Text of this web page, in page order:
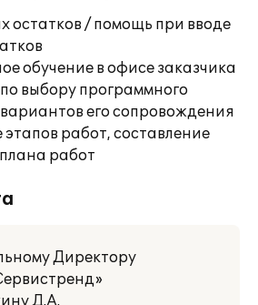
остатков / помощь при вводе
обучение в офисе заказчика
выбору программного
его сопровождения
работ, составление
работ
Директору
Д.А.